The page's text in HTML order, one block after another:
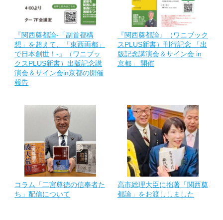
『関西奠都論-「副首都構
想」を超えて、「東西両都」
で日本創世！-』（ワニブッ
クスPLUS新書）出版記念講
演会＆サイン会in京都の開催
報告
『関西奠都論』（ワニブック
スPLUS新書）刊行記念 「出
版記念講演会＆サイン会 in
京都」 開催
コラム「二宮尊徳の信奉者た
ち」配信について
高市総理大臣に拙著「関西奠
都論」をお渡ししました